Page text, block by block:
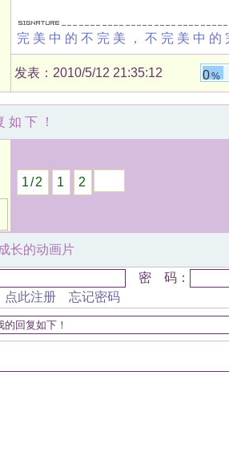
完美中的不完美，不完美中的
发表：2010/5/12 21:35:12 0%
如下！
1/2
1 2
长的动画片
密 码：
点此注册
忘记密码